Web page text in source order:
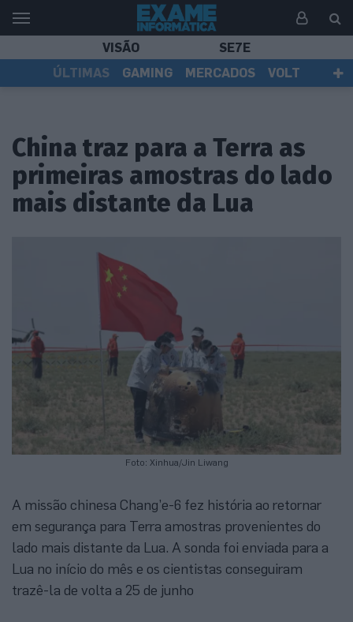
VISÃO
SE7E
ÚLTIMAS
GAMING MERCADOS
VOLT
China traz para a Terra as
primeiras amostras do lado
mais distante da Lua
Foto: Xinhua/Jin Liwang
A missão chinesa Chang’e-6 fez história ao retornar
em segurança para Terra amostras provenientes do
lado mais distante da Lua. A sonda foi enviada para a
Lua no início do mês e os cientistas conseguiram
trazê-la de volta a 25 de junho